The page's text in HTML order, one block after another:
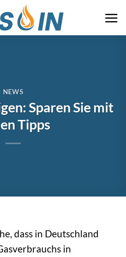
NEWS
Sparen Sie mit
Tipps
dass in Deutschland
in